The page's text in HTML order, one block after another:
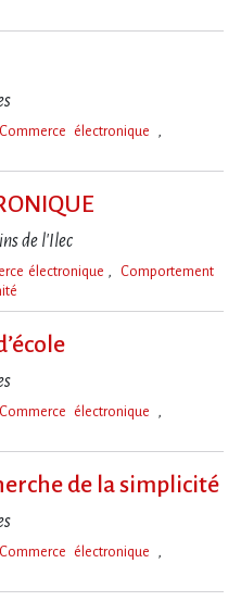
Commerce électronique
de l'Ilec
électronique
Comportement
Commerce électronique
de la simplicité
Commerce électronique